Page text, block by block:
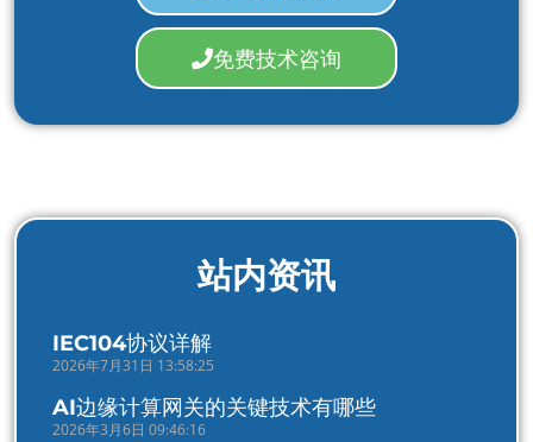
免费技术咨询
站内资讯
IEC104协议详解
2026年7月31日 13:58:25
AI边缘计算网关的关键技术有哪些
2026年3月6日 09:46:16